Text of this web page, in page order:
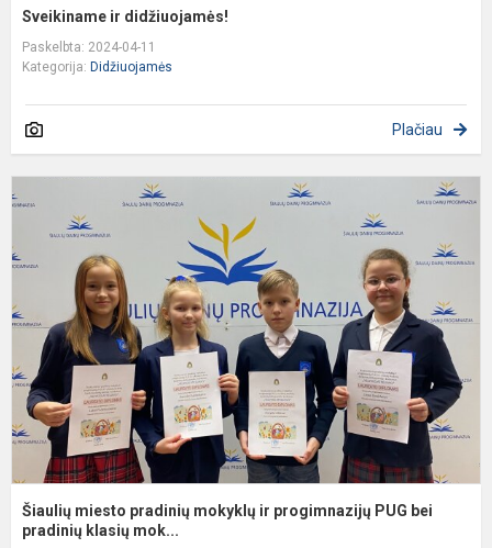
Sveikiname ir didžiuojamės!
Paskelbta: 2024-04-11
Kategorija: Didžiuojamės
Plačiau
Šiaulių miesto pradinių mokyklų ir progimnazijų PUG bei
pradinių klasių mok...